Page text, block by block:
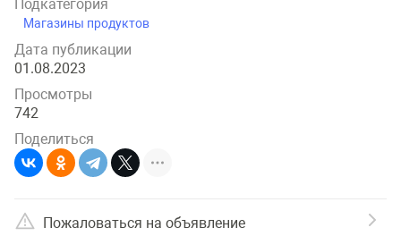
Подкатегория
Магазины продуктов
Дата публикации
01.08.2023
Просмотры
742
Поделиться
Пожаловаться на объявление